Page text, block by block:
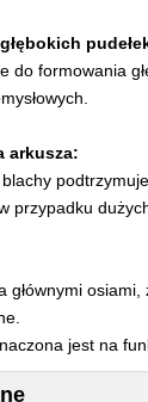
do formowania
arkusza:
przypadku
głównymi
jest na